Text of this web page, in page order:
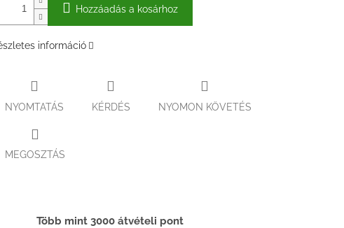
Hozzáadás a kosárhoz
információ
NYOMTATÁS KÉRDÉS NYOMON KÖVETÉS
MEGOSZTÁS
Több mint 3000 átvételi pont